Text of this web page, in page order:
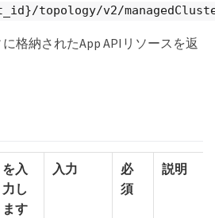
topology/v2/
格納されたApp APIリソースを返
を入
力し
ます
入力
必
須
説明